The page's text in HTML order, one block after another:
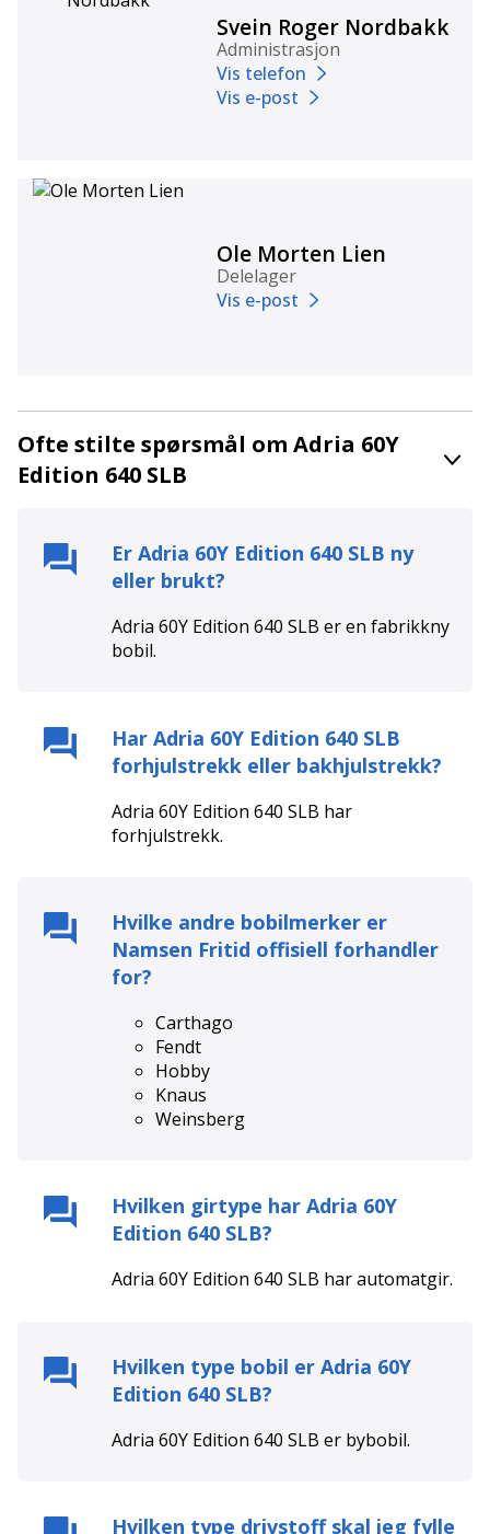
Svein Roger Nordbakk
Administrasjon
Vis telefon
Vis e-post
Ole Morten Lien
Delelager
Vis e-post
Ofte stilte spørsmål om Adria 60Y
Edition 640 SLB
Er Adria 60Y Edition 640 SLB ny
eller brukt?
Adria 60Y Edition 640 SLB er en fabrikkny
bobil.
Har Adria 60Y Edition 640 SLB
forhjulstrekk eller bakhjulstrekk?
Adria 60Y Edition 640 SLB har
forhjulstrekk.
Hvilke andre bobilmerker er
Namsen Fritid offisiell forhandler
for?
Carthago
Fendt
Hobby
Knaus
Weinsberg
Hvilken girtype har Adria 60Y
Edition 640 SLB?
Adria 60Y Edition 640 SLB harautomatgir.
Hvilken type bobil er Adria 60Y
Edition 640 SLB?
Adria 60Y Edition 640 SLB er bybobil.
Hvilken type drivstoff skal jeg fylle